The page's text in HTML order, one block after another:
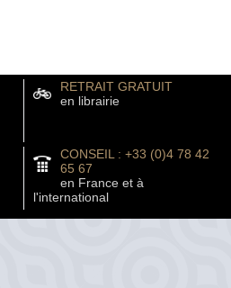
RETRAIT GRATUIT
en librairie
CONSEIL : +33 (0)4 78 42
65 67
en France et à
l'international